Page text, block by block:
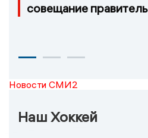
совещание
Новости СМИ2
Наш Хоккей